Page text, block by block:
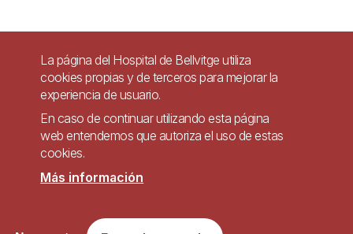
Pie
página
Contacto
Accesibilidad
Política de Privacidad de Sistemas de Videovigilancia
Sitio web accesible de conformidad con el Real Decreto 1112/2018, de 7 de
La página del Hospital de Bellvitge utiliza
cookies propias y de terceros para mejorar la
experiencia de usuario.
En caso de continuar utilizando esta página
web entendemos que autoriza el uso de estas
cookies.
Más información